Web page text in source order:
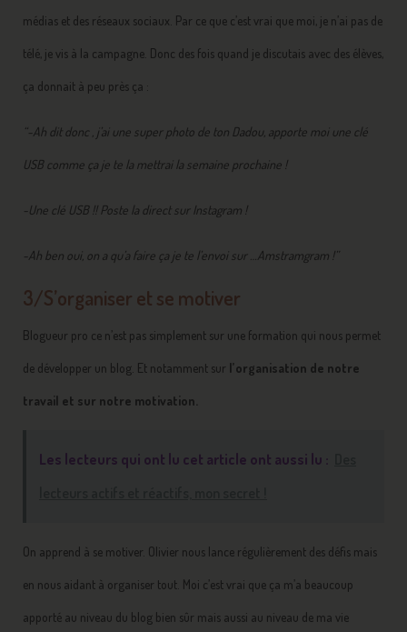
médias et des réseaux sociaux. Par ce que c’est vrai que moi, je n’ai pas de
télé, je vis à la campagne. Donc des fois quand je discutais avec des élèves,
ça donnait à peu près ça :
“-Ah dit donc , j’ai une super photo de ton Dadou, apporte moi une clé
USB comme ça je te la mettrai la semaine prochaine !
-Une clé USB !! Poste la direct sur Instagram !
-Ah ben oui, on a qu’a faire ça je te l’envoi sur …Amstramgram !”
3/S’organiser et se motiver
Blogueur pro ce n’est pas simplement sur une formation qui nous permet
de développer un blog. Et notamment sur l’organisation de notre
travail et sur notre motivation.
Les lecteurs qui ont lu cet article ont aussi lu :
On apprend à se motiver. Olivier nous lance régulièrement des défis mais
en nous aidant à organiser tout. Moi c’est vrai que ça m’a beaucoup
apporté au niveau du blog bien sûr mais aussi au niveau de ma vie